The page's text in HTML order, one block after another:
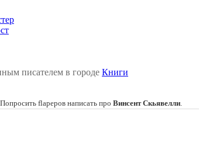
писателем в городе Книги
Попросить flapеров написать про Винсент Скьявелли.